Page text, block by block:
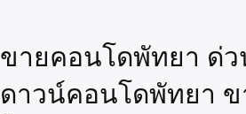
ขายคอนโดพัทยา ด่
ดาวน์คอนโดพัทยา